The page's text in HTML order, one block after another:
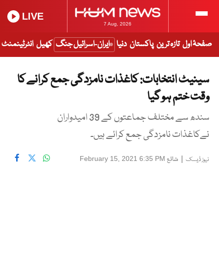
7 Aug, 2026
LIVE
صفحۂ اول تازہ ترین پاکستان دنیا ایران-اسرائیل جنگ کھیل انٹرٹینمنٹ
سینیٹ انتخابات: کاغذات نامزدگی جمع کرانے کا
وقت ختم ہو گیا
سندھ سے مختلف جماعتوں کے 39 امیدواران
نےکاغذات نامزدگی جمع کرائے ہیں۔
نیوز ڈیسک | شائع February 15, 2021 6:35 PM